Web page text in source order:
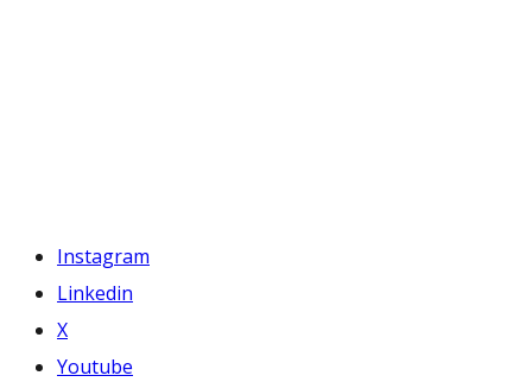
Instagram
Linkedin
X
Youtube